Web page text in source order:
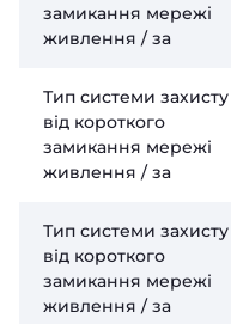
замикання мережі
живлення / за
Тип системи захисту
від короткого
замикання мережі
живлення / за
Тип системи захисту
від короткого
замикання мережі
живлення / за